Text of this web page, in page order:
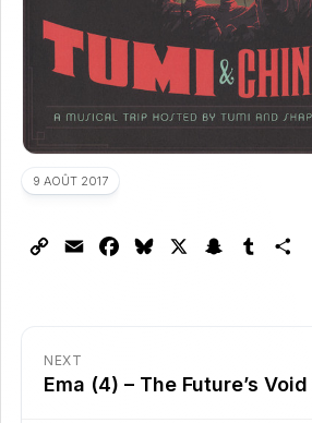
9 AOÛT 2017
Copy Email FacebookBluesky Snapchat
Tumblr
NEXT
Ema (4) – The Future’s Void